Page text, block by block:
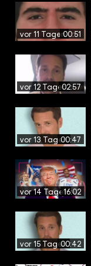
vor 11 Tagen00:51
vor 12 Tagen02:57
vor 13 Tagen00:47
vor 14 Tagen16:02
vor 15 Tagen00:42